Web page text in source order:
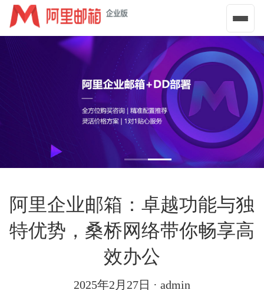
导
航
菜
单
阿里企业邮箱：卓越功能与独
特优势，桑桥网络带你畅享高
效办公
2025年2月27日 · admin